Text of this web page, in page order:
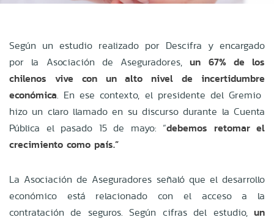
Según un estudio realizado por Descifra y encargado
por la Asociación de Aseguradores,un 67% de los
chilenos vive con un alto nivel de incertidumbre
económica. En ese contexto, el presidente del Gremio
hizo un claro llamado en su discurso durante la Cuenta
Pública el pasado 15 de mayo: “debemos retomar el
crecimiento como país.”
La Asociación de Aseguradores señaló que el desarrollo
económico está relacionado con el acceso a la
contratación de seguros. Según cifras del estudio, un